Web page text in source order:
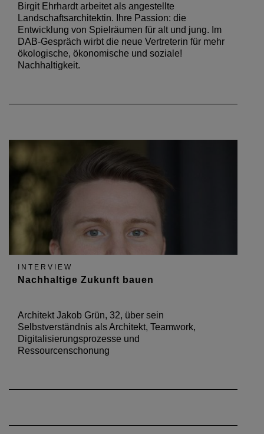
Birgit Ehrhardt arbeitet als angestellte
Landschaftsarchitektin. Ihre Passion: die
Entwicklung von Spielräumen für alt und jung. Im
DAB-Gespräch wirbt die neue Vertreterin für mehr
ökologische, ökonomische und soziale!
Nachhaltigkeit.
INTERVIEW
Nachhaltige Zukunft bauen
Architekt Jakob Grün, 32, über sein
Selbstverständnis als Architekt, Teamwork,
Digitalisierungsprozesse und
Ressourcenschonung